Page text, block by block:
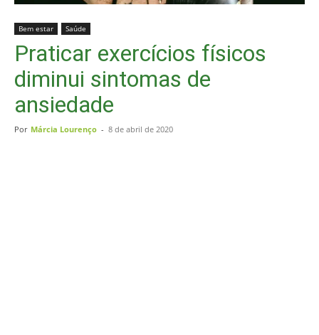
Bem estar Saúde
Praticar exercícios físicos
diminui sintomas de
ansiedade
Por Márcia Lourenço - 8 de abril de 2020